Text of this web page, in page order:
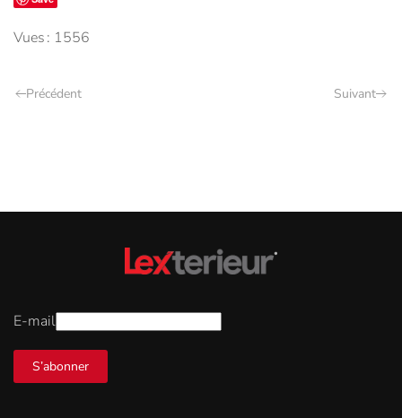
Vues : 1556
Précédent Suivant
E-mail
S’abonner